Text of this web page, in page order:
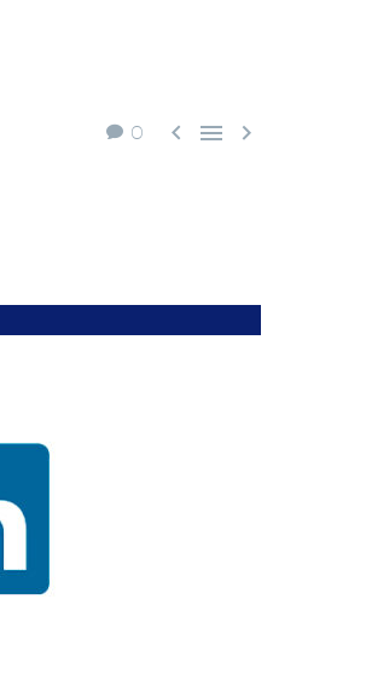
0   